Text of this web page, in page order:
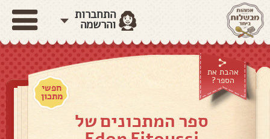
התחברות
והרשמה
אהבת את
הספר?
חפשי
מתכון
ספר המתכונים של